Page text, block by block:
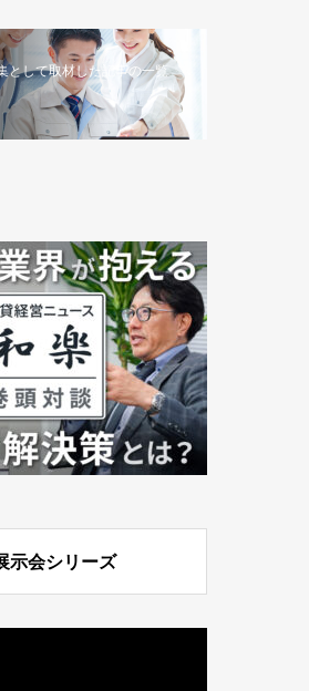
として取材した記事の一覧
示会シリーズ